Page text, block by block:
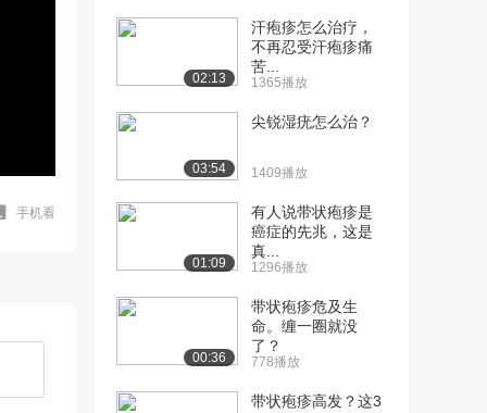
手机看
02:13
汗疱疹怎么治疗，
不再忍受汗疱疹痛
苦...
1365播放
03:54
尖锐湿疣怎么治？
1409播放
01:09
有人说带状疱疹是
癌症的先兆，这是
真...
1296播放
00:36
带状疱疹危及生
命。缠一圈就没
了？
778播放
带状疱疹高发？这3